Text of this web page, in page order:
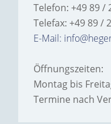
Telefon: +49 89 /
Telefax: +49 89 /
E-Mail:
Öffnungszeiten:
Montag bis
Termine nach